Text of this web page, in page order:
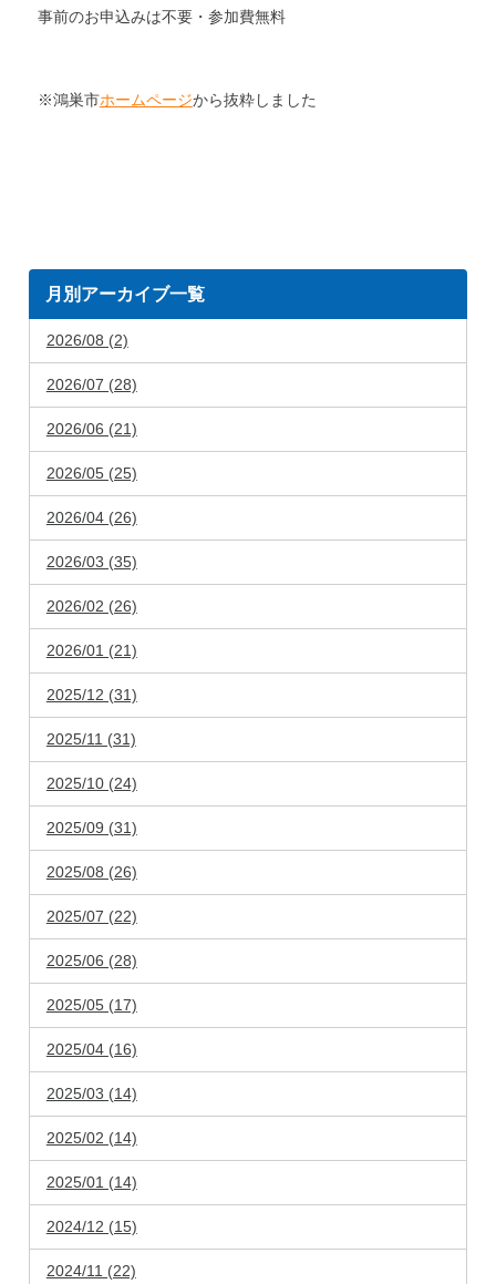
事前のお申込みは不要・参加費無料
※鴻巣市ホームページから抜粋しました
月別アーカイブ一覧
2026/08 (2)
2026/07 (28)
2026/06 (21)
2026/05 (25)
2026/04 (26)
2026/03 (35)
2026/02 (26)
2026/01 (21)
2025/12 (31)
2025/11 (31)
2025/10 (24)
2025/09 (31)
2025/08 (26)
2025/07 (22)
2025/06 (28)
2025/05 (17)
2025/04 (16)
2025/03 (14)
2025/02 (14)
2025/01 (14)
2024/12 (15)
2024/11 (22)